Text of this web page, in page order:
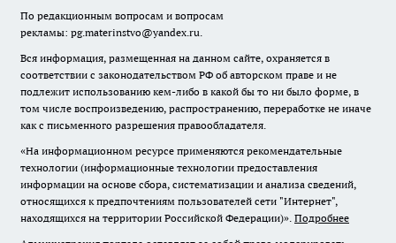
По редакционным вопросам и вопросам
рекламы: pg.materinstvo@yandex.ru.
Вся информация, размещенная на данном сайте, охраняется в
соответствии с законодательством РФ об авторском праве и не
подлежит использованию кем-либо в какой бы то ни было форме, в
том числе воспроизведению, распространению, переработке не иначе
как с письменного разрешения правообладателя.
«На информационном ресурсе применяются рекомендательные
технологии (информационные технологии предоставления
информации на основе сбора, систематизации и анализа сведений,
относящихся к предпочтениям пользователей сети "Интернет",
находящихся на территории Российской Федерации)». Подробнее